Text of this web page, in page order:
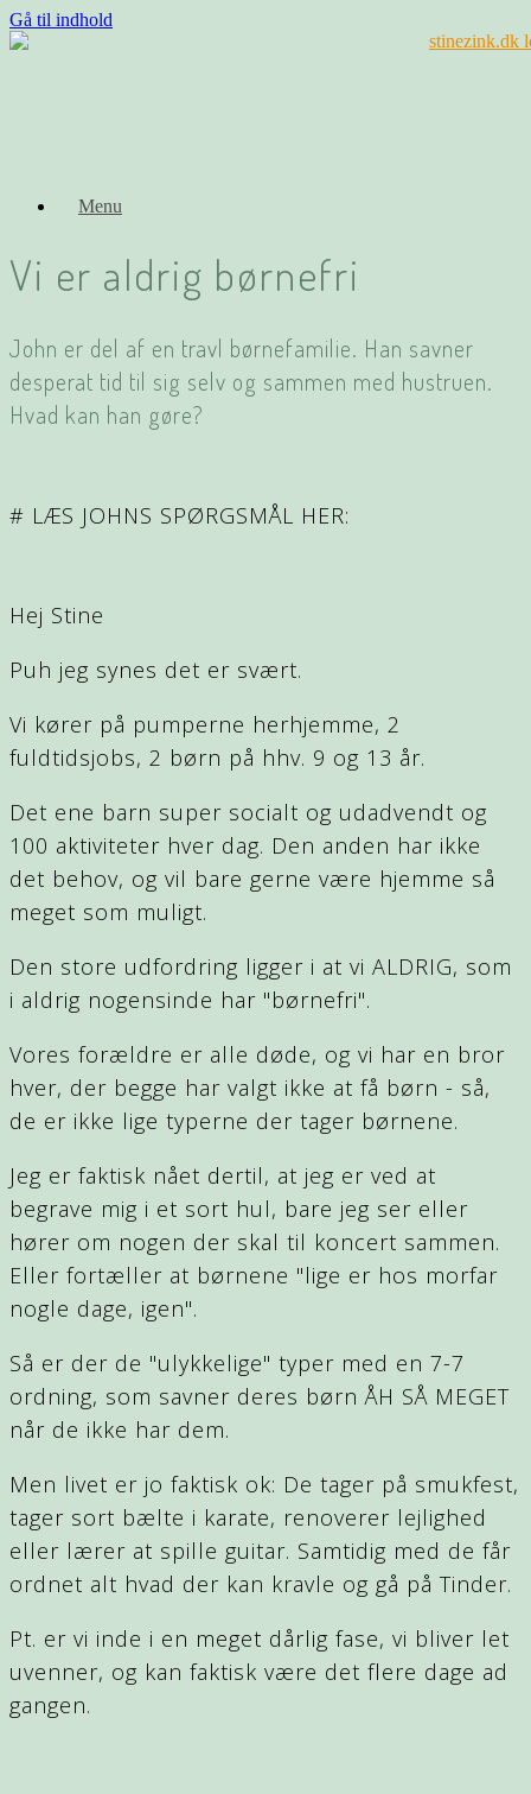
Gå til indhold
Menu
Vi er aldrig børnefri
John er del af en travl børnefamilie. Han savner
desperat tid til sig selv og sammen med hustruen.
Hvad kan han gøre?
# LÆS JOHNS SPØRGSMÅL HER:
Hej Stine
Puh jeg synes det er svært.
Vi kører på pumperne herhjemme, 2
fuldtidsjobs, 2 børn på hhv. 9 og 13 år.
Det ene barn super socialt og udadvendt og
100 aktiviteter hver dag. Den anden har ikke
det behov, og vil bare gerne være hjemme så
meget som muligt.
Den store udfordring ligger i at vi ALDRIG, som
i aldrig nogensinde har "børnefri".
Vores forældre er alle døde, og vi har en bror
hver, der begge har valgt ikke at få børn - så,
de er ikke lige typerne der tager børnene.
Jeg er faktisk nået dertil, at jeg er ved at
begrave mig i et sort hul, bare jeg ser eller
hører om nogen der skal til koncert sammen.
Eller fortæller at børnene "lige er hos morfar
nogle dage, igen".
Så er der de "ulykkelige" typer med en 7-7
ordning, som savner deres børn ÅH SÅ MEGET
når de ikke har dem.
Men livet er jo faktisk ok: De tager på smukfest,
tager sort bælte i karate, renoverer lejlighed
eller lærer at spille guitar. Samtidig med de får
ordnet alt hvad der kan kravle og gå på Tinder.
Pt. er vi inde i en meget dårlig fase, vi bliver let
uvenner, og kan faktisk være det flere dage ad
gangen.